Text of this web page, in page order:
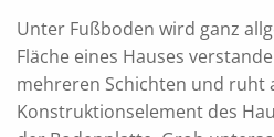
Unter Fußboden wird ganz
Fläche eines Hauses
mehreren Schichten und ruht
Konstruktionselement des